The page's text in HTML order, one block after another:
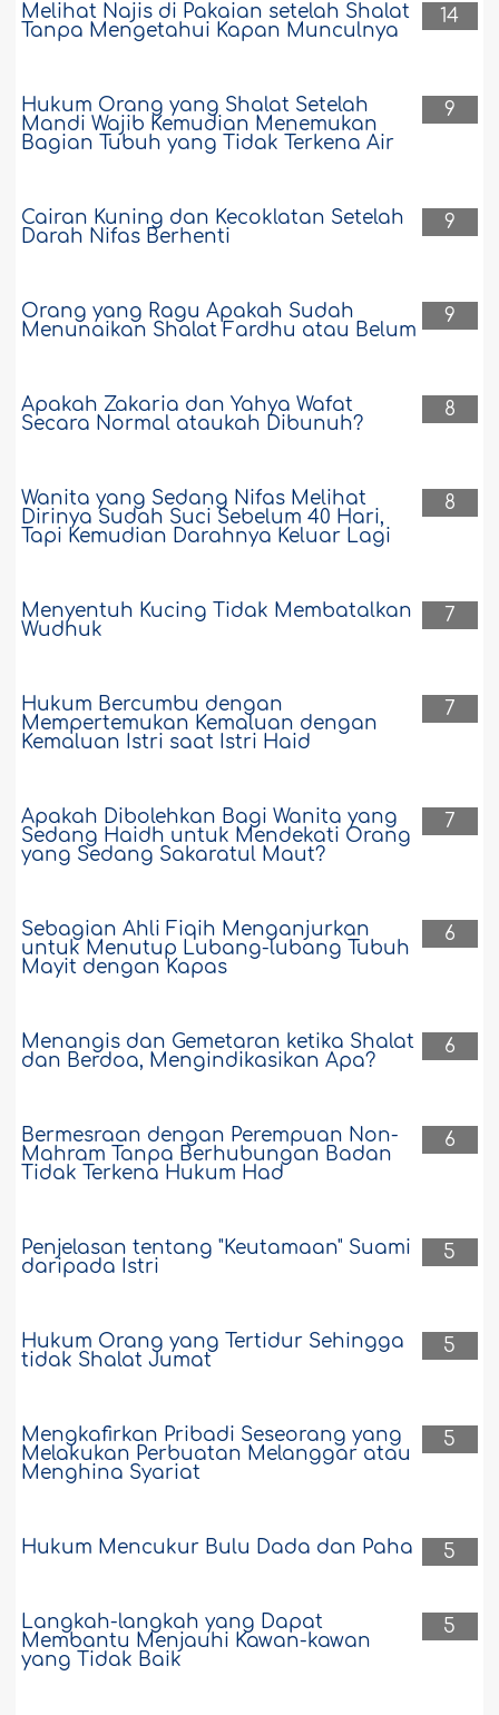
14
Melihat Najis di Pakaian setelah Shalat
Tanpa Mengetahui Kapan Munculnya
9
Hukum Orang yang Shalat Setelah
Mandi Wajib Kemudian Menemukan
Bagian Tubuh yang Tidak Terkena Air
9
Cairan Kuning dan Kecoklatan Setelah
Darah Nifas Berhenti
9
Orang yang Ragu Apakah Sudah
Menunaikan Shalat Fardhu atau Belum
8
Apakah Zakaria dan Yahya Wafat
Secara Normal ataukah Dibunuh?
8
Wanita yang Sedang Nifas Melihat
Dirinya Sudah Suci Sebelum 40 Hari,
Tapi Kemudian Darahnya Keluar Lagi
7
Menyentuh Kucing Tidak Membatalkan
Wudhuk
7
Hukum Bercumbu dengan
Mempertemukan Kemaluan dengan
Kemaluan Istri saat Istri Haid
7
Apakah Dibolehkan Bagi Wanita yang
Sedang Haidh untuk Mendekati Orang
yang Sedang Sakaratul Maut?
6
Sebagian Ahli Fiqih Menganjurkan
untuk Menutup Lubang-lubang Tubuh
Mayit dengan Kapas
6
Menangis dan Gemetaran ketika Shalat
dan Berdoa, Mengindikasikan Apa?
6
Bermesraan dengan Perempuan Non-
Mahram Tanpa Berhubungan Badan
Tidak Terkena Hukum Had
5
Penjelasan tentang "Keutamaan" Suami
daripada Istri
5
Hukum Orang yang Tertidur Sehingga
tidak Shalat Jumat
5
Mengkafirkan Pribadi Seseorang yang
Melakukan Perbuatan Melanggar atau
Menghina Syariat
5
Hukum Mencukur Bulu Dada dan Paha
5
Langkah-langkah yang Dapat
Membantu Menjauhi Kawan-kawan
yang Tidak Baik